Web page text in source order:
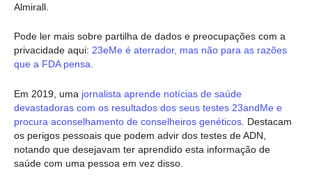
Almirall.
Pode ler mais sobre partilha de dados e preocupações com a
privacidade aqui: 23eMe é aterrador, mas não para as razões
que a FDA pensa
Em 2019, uma jornalista aprende notícias de saúde
devastadoras com os resultados dos seus testes 23andMe e
procura aconselhamento de conselheiros genéticos . Destacam
os perigos pessoais que podem advir dos testes de ADN,
notando que desejavam ter aprendido esta informação de
saúde com uma pessoa em vez disso.